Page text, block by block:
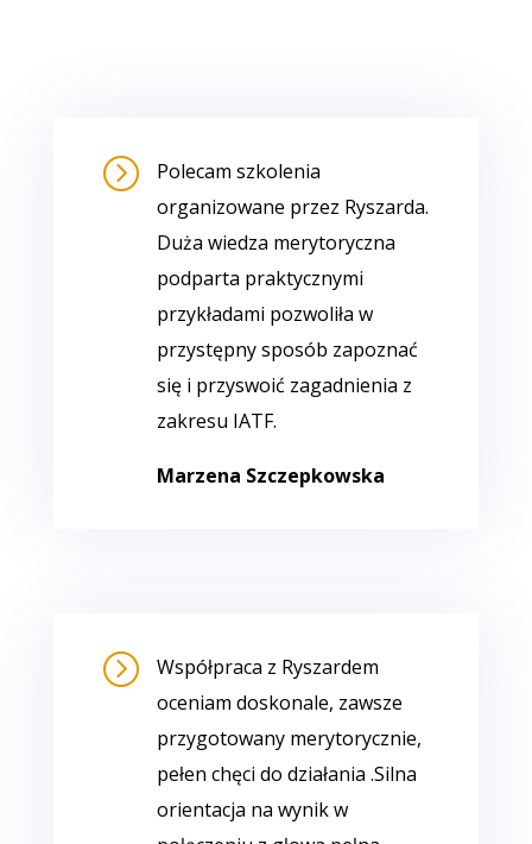
=
Polecam szkolenia
organizowane przez Ryszarda.
Duża wiedza merytoryczna
podparta praktycznymi
przykładami pozwoliła w
przystępny sposób zapoznać
się i przyswoić zagadnienia z
zakresu IATF.
Marzena Szczepkowska
=
Współpraca z Ryszardem
oceniam doskonale, zawsze
przygotowany merytorycznie,
pełen chęci do działania .Silna
orientacja na wynik w